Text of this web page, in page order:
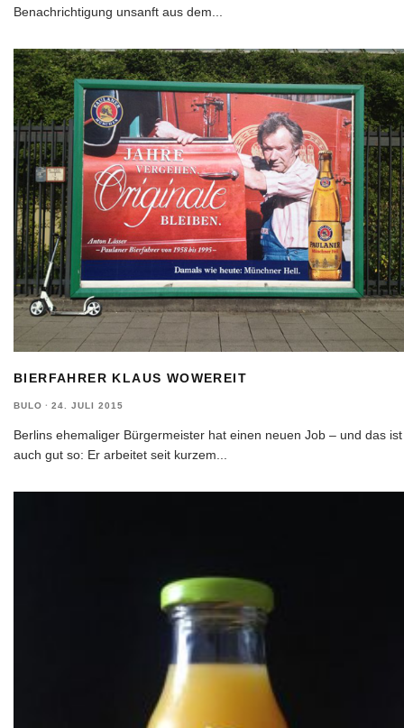
Benachrichtigung unsanft aus dem
BIERFAHRER KLAUS WOWEREIT
BULO · 24. JULI 2015
Berlins ehemaliger Bürgermeister hat einen neuen Job – und das ist
auch gut so: Er arbeitet seit kurzem